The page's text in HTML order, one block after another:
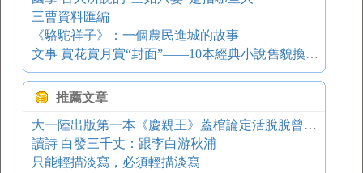
三曹資料匯編
《駱駝祥子》：一個農民進城的故事
文事 賞花賞月賞“封面”——10本經典小說舊貌換新顏
推薦文章
大一陸出版第一本《慶親王》蓋棺論定活脫脫曾一的慶一紅
讀詩 白發三千丈：跟李白游秋浦
只能輕描淡寫，必須輕描淡寫